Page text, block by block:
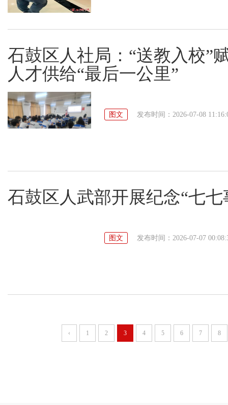
石鼓区人社局：“送教入校”
人才供给“最后一公里”
图文 发布时间：2026-07-08
石鼓区人武部开展纪念“七
图文 发布时间：2026-07-07
‹ 1 2 3 4 5 6 7 8